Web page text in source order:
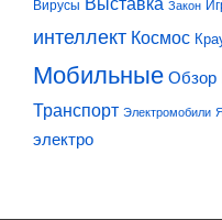
Вирусы Закон
интеллект Космос
МобильныеОбзор
Транспорт Электромобили
электро